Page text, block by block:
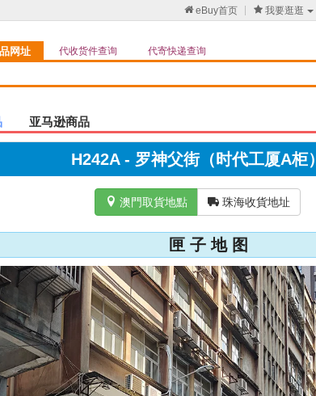
eBuy首页  我要逛逛
网址 代收货件查询 代寄快递查询
亚马逊商品
H242A - 罗神父街（时代工厦A柜）
 澳門取貨地點  珠海收貨地址
匣 子 地 图